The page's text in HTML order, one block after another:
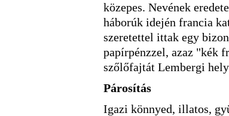
közepes. Nevének
háborúk idején francia
szeretettel ittak egy
papírpénzzel, azaz "kék
szőlőfajtát Lembergi
Párosítás
Igazi könnyed, illatos,